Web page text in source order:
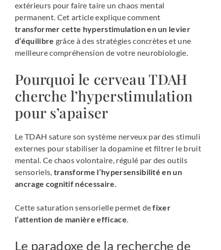
extérieurs pour faire taire un chaos mental
permanent. Cet article explique comment
transformer cette hyperstimulation en un levier
d’équilibre grâce à des stratégies concrètes et une
meilleure compréhension de votre neurobiologie.
Pourquoi le cerveau TDAH
cherche l’hyperstimulation
pour s’apaiser
Le TDAH sature son système nerveux par des stimuli
externes pour stabiliser la dopamine et filtrer le bruit
mental. Ce chaos volontaire, régulé par des outils
sensoriels, transforme l’hypersensibilité en un
ancrage cognitif nécessaire.
Cette saturation sensorielle permet defixer
l’attention de manière efficace.
Le paradoxe de la recherche de